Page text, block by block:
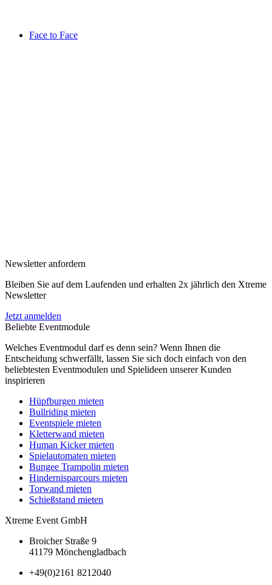
Face to Face
Newsletter anfordern
Bleiben Sie auf dem Laufenden und erhalten 2x jährlich den Xtreme
Newsletter
Jetzt anmelden
Beliebte Eventmodule
Welches Eventmodul darf es denn sein? Wenn Ihnen die
Entscheidung schwerfällt, lassen Sie sich doch einfach von den
beliebtesten Eventmodulen und Spielideen unserer Kunden
inspirieren
Hüpfburgen mieten
Bullriding mieten
Eventspiele mieten
Kletterwand mieten
Human Kicker mieten
Spielautomaten mieten
Bungee Trampolin mieten
Hindernisparcours mieten
Torwand mieten
Schießstand mieten
Xtreme Event GmbH
Broicher Straße 9
41179 Mönchengladbach
+49(0)2161 8212040